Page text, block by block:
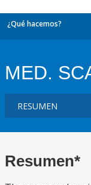
¿Qué hacemos?
MED.
Resumen*